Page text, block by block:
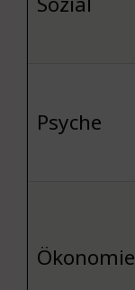
Psyche
Ökonomie